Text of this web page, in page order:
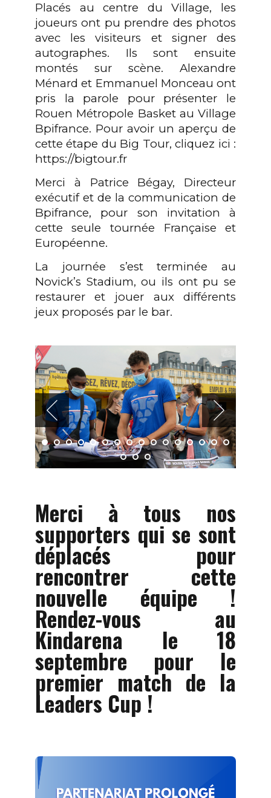
Placés au centre du Village, les
joueurs ont pu prendre des photos
avec les visiteurs et signer des
autographes. Ils sont ensuite
montés sur scène. Alexandre
Ménard et Emmanuel Monceau ont
pris la parole pour présenter le
Rouen Métropole Basket au Village
Bpifrance. Pour avoir un aperçu de
cette étape du Big Tour, cliquez ici :
https://bigtour.fr
Merci à Patrice Bégay, Directeur
exécutif et de la communication de
Bpifrance, pour son invitation à
cette seule tournée Française et
Européenne.
La journée s’est terminée au
Novick’s Stadium, ou ils ont pu se
restaurer et jouer aux différents
jeux proposés par le bar.
Merci à tous nos
supporters qui se sont
déplacés pour
rencontrer cette
nouvelle équipe !
Rendez-vous au
Kindarena le 18
septembre pour le
premier match de la
Leaders Cup !